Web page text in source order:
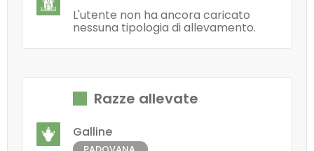
L'utente non ha ancora caricato
nessuna tipologia di allevamento.
Razze allevate
Galline